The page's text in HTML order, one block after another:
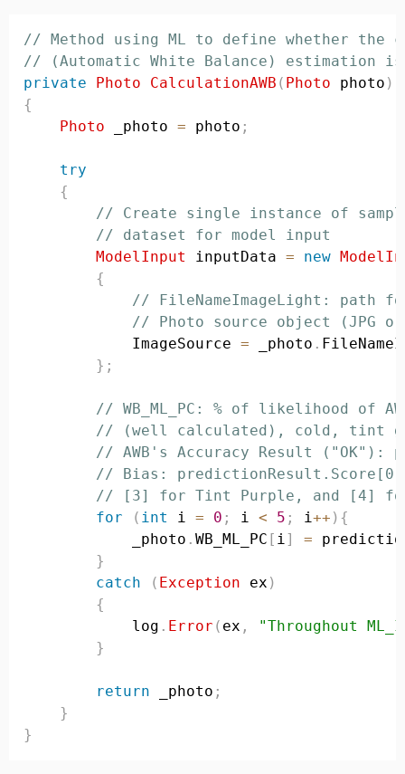
// Method using ML to define whether the
// (Automatic White Balance) estimation
private
Photo CalculationAWB ( Photo photo )
{
Photo _photo = photo ;
try
{
// Create single instance of
// dataset for model input
ModelInput
inputData = new
{
// FileNameImageLight: path
// Photo source object (JPG
            ImageSource
= _photo .
} ;
// WB_ML_PC: % of likelihood of
// (well calculated), cold, tint
// AWB's Accuracy Result ("OK"):
// Bias:
// [3] for Tint Purple, and [4] for
for
( int i = 0 ; i < 5 ; i ++ ) {
            _photo
. WB_ML_PC [ i ] =
}
catch
( Exception ex )
{
            log
. Error ( ex ,
"Throughout
}
return _photo ;
}
}